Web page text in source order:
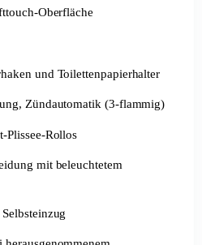
Oberfläche
und Toilettenpapierhalter
Zündautomatik (3-flammig)
Plissee-Rollos
mit beleuchtetem